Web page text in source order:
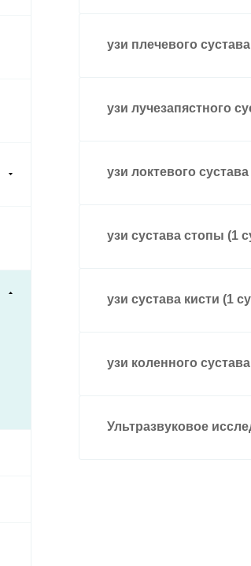
узи плечевого
узи лучезапястного
узи локтевого
узи сустава стопы (1
узи сустава кисти (1
узи коленного
Ультразвуковое